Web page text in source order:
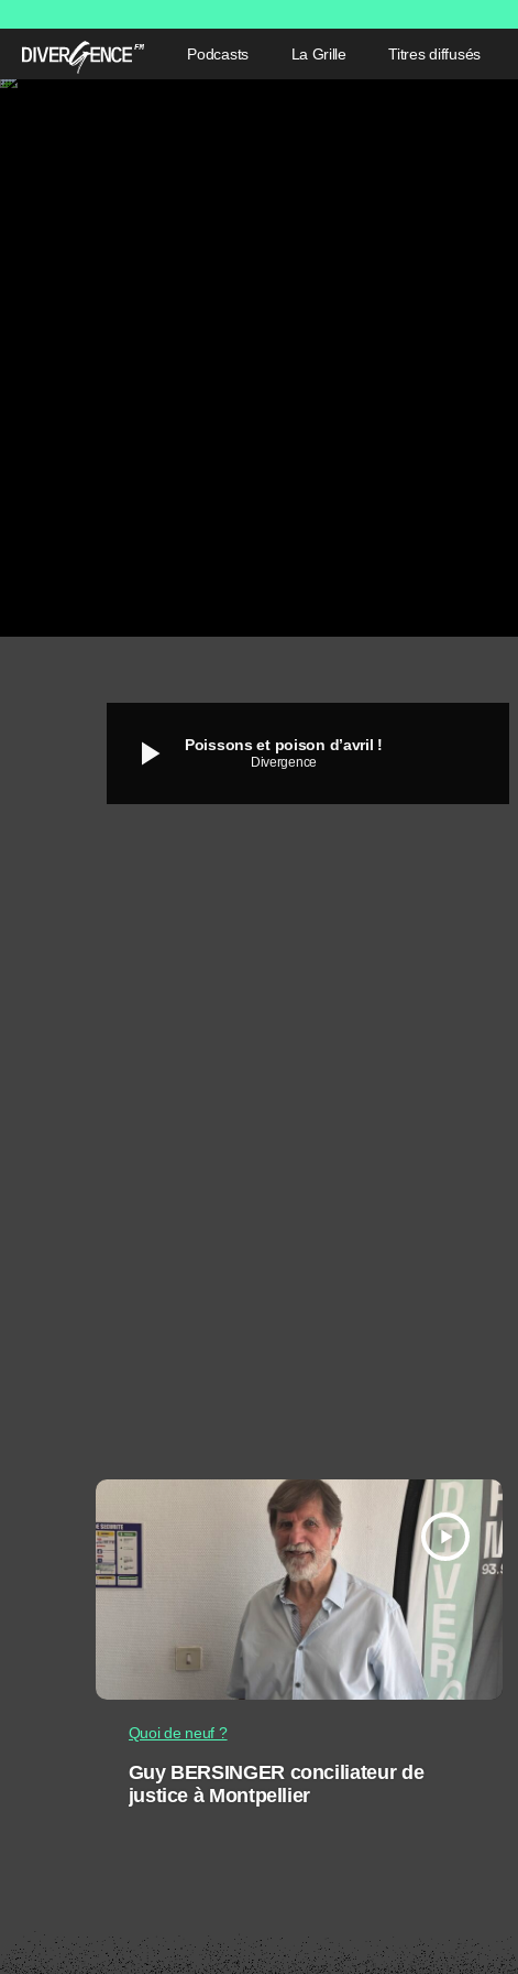
Podcasts La Grille Titres diffusés
play_arrow Poissons et poison d’avril !
Divergence
play_arrow
Quoi de neuf ?
Guy BERSINGER conciliateur de
justice à Montpellier